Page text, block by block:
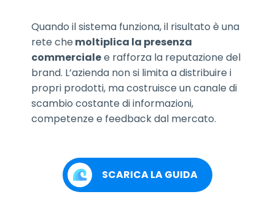
Quando il sistema funziona, il risultato è una
rete che moltiplica la presenza
commercialee rafforza la reputazione del
brand. L’azienda non si limita a distribuire i
propri prodotti, ma costruisce un canale di
scambio costante di informazioni,
competenze e feedback dal mercato.
SCARICA LA GUIDA